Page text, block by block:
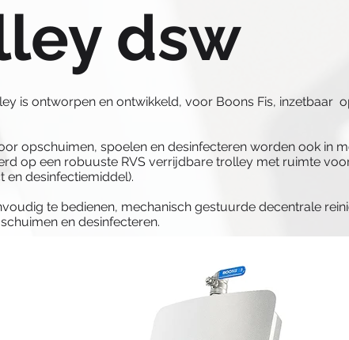
dsw
is ontworpen en ontwikkeld, voor Boons Fis, inzetbaar
opschuimen, spoelen en desinfecteren worden ook in
op een robuuste RVS verrijdbare trolley met ruimte
en desinfectiemiddel).
te bedienen, mechanisch gestuurde decentrale
en desinfecteren.